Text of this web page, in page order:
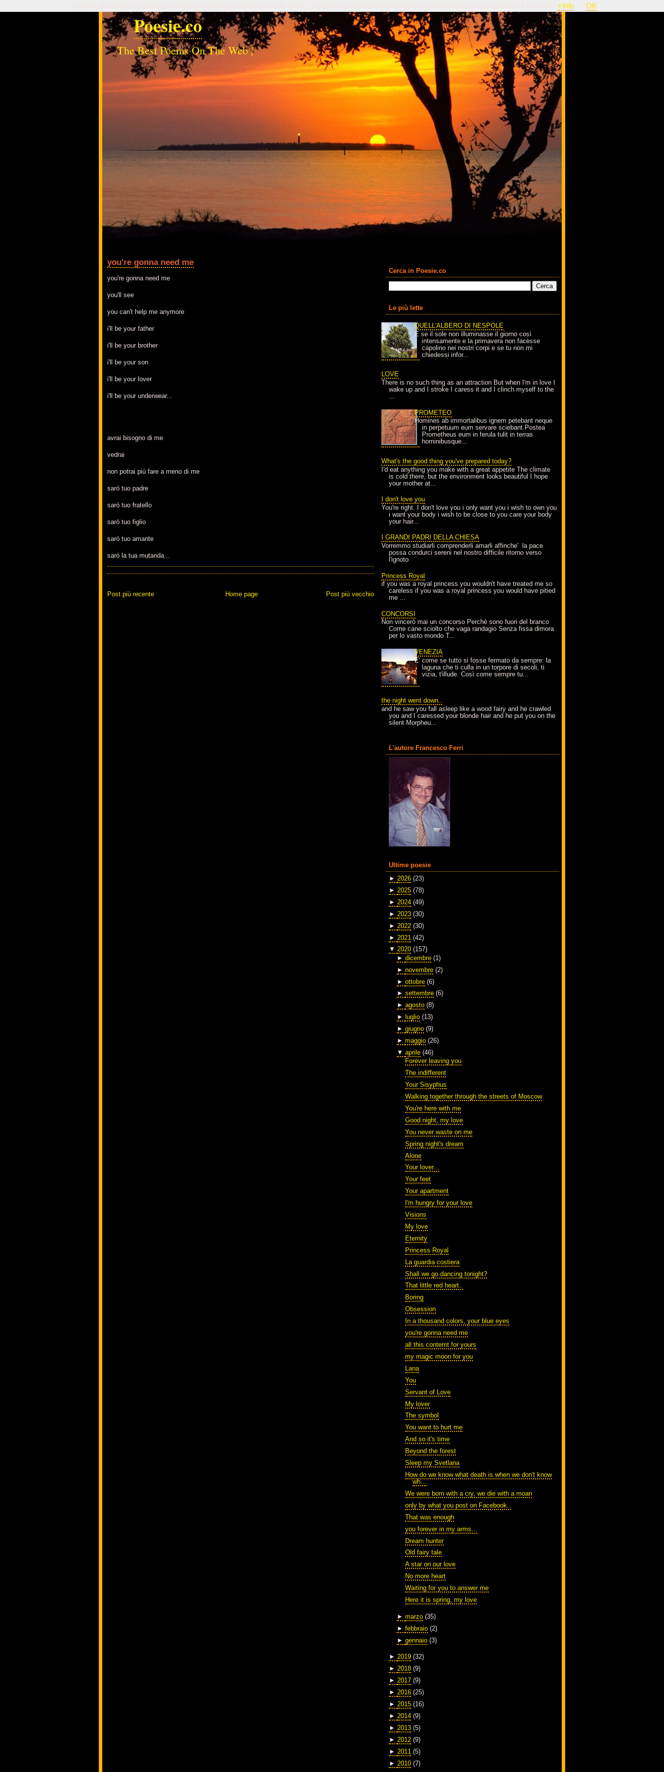
Poesie.co
The Best Poems On The Web |
you're gonna need me
you're gonna need me
you'll see
you can't help me anymore
i'll be your father
i'll be your brother
i'll be your son
i'll be your lover
i'll be your underwear...
avrai bisogno di me
vedrai
non potrai piú fare a meno di me
saró tuo padre
saró tuo fratello
saró tuo figlio
saró tuo amante
saró la tua mutanda...
Post più recente Post più vecchio
Home page
Cerca in Poesie.co
Le più lette
QUELL'ALBERO DI NESPOLE
E se il sole non illuminasse il giorno così
intensamente e la primavera non facesse
capolino nei nostri corpi e se tu non mi
chiedessi infor...
LOVE
There is no such thing as an attraction But when I'm in love I
wake up and I stroke I caress it and I clinch myself to the
...
PROMETEO
Homines ab immortalibus ignem petebant neque
in perpetuum eum servare sciebant Postea
Prometheus eum in ferula tulit in terras
hominibusque...
What's the good thing you've prepared today?
I'd eat anything you make with a great appetite The climate
is cold there, but the environment looks beautiful I hope
your mother at...
I don't love you
You're right. I don't love you i only want you i wish to own you
i want your body i wish to be close to you care your body
your hair...
I GRANDI PADRI DELLA CHIESA
Vorremmo studiarli comprenderli amarli affinche' la pace
possa condurci sereni nel nostro difficile ritorno verso
l'ignoto
Princess Royal
if you was a royal princess you wouldn't have treated me so
careless if you was a royal princess you would have pitied
me ...
CONCORSI
Non vincerò mai un concorso Perchè sono fuori del branco
Come cane sciolto che vaga randagio Senza fissa dimora
per lo vasto mondo T...
VENEZIA
E' come se tutto si fosse fermato da sempre: la
laguna che ti culla in un torpore di secoli, ti
vizia, t'illude. Così come sempre tu...
the night went down..
and he saw you fall asleep like a wood fairy and he crawled
you and I caressed your blonde hair and he put you on the
silent Morpheu...
L'autore Francesco Ferri
Ultime poesie
► 2026 (23)
► 2025 (78)
► 2024 (49)
► 2023 (30)
► 2022 (30)
► 2021 (42)
▼ 2020 (157)
► dicembre (1)
► novembre (2)
► ottobre (6)
► settembre (6)
► agosto (8)
►
luglio (13)
► giugno (9)
► maggio (26)
▼ aprile (46)
Forever leaving you
The indifferent
Your Sisyphus
Walking together through the streets of Moscow
You're here with me
Good night, my love
You never waste on me
Spring night's dream
Alone
Your lover...
Your feet
Your apartment
I'm hungry for your love
Visions
My love
Eternity
Princess Royal
La guardia costiera
Shall we go dancing tonight?
That little red heart..
Boring
Obsession
In a thousand colors, your blue eyes
you're gonna need me
all this contemt for yours
my magic moon for you
Lana
You
Servant of Love
My lover
The symbol
You want to hurt me
And so it's time
Beyond the forest
Sleep my Svetlana
How do we know what death is when we don't know
wh...
We were born with a cry, we die with a moan
only by what you post on Facebook..
That was enough
you forever in my arms...
Dream hunter
Old fairy tale
A star on our love
No more heart
Waiting for you to answer me
Here it is spring, my love
► marzo (35)
► febbraio (2)
► gennaio (3)
► 2019 (32)
► 2018 (9)
► 2017 (9)
► 2016 (25)
► 2015 (16)
► 2014 (9)
► 2013 (5)
► 2012 (9)
► 2011 (5)
► 2010 (7)
+Info OK